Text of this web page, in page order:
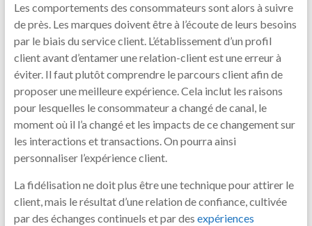
Les comportements des consommateurs sont alors à suivre
de près. Les marques doivent être à l’écoute de leurs besoins
par le biais du service client. L’établissement d’un profil
client avant d’entamer une relation-client est une erreur à
éviter. Il faut plutôt comprendre le parcours client afin de
proposer une meilleure expérience. Cela inclut les raisons
pour lesquelles le consommateur a changé de canal, le
moment où il l’a changé et les impacts de ce changement sur
les interactions et transactions. On pourra ainsi
personnaliser l’expérience client.
La fidélisation ne doit plus être une technique pour attirer le
client, mais le résultat d’une relation de confiance, cultivée
par des échanges continuels et par des expériences